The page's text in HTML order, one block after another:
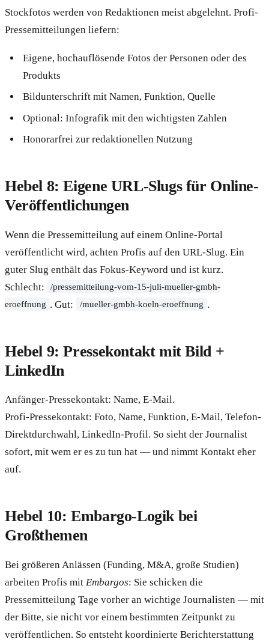
Stockfotos werden von Redaktionen meist abgelehnt. Profi-
Pressemitteilungen liefern:
Eigene, hochauflösende Fotos der Personen oder des
Produkts
Bildunterschrift mit Namen, Funktion, Quelle
Optional: Infografik mit den wichtigsten Zahlen
Honorarfrei zur redaktionellen Nutzung
Hebel 8: Eigene URL-Slugs für Online-
Veröffentlichungen
Wenn die Pressemitteilung auf einem Online-Portal
veröffentlicht wird, achten Profis auf den URL-Slug. Ein
guter Slug enthält das Fokus-Keyword und ist kurz.
Schlecht:
/pressemitteilung-vom-15-juli-mueller-gmbh-
eroeffnung . Gut: /mueller-gmbh-koeln-eroeffnung .
Hebel 9: Pressekontakt mit Bild +
LinkedIn
Anfänger-Pressekontakt: Name, E-Mail.
Profi-Pressekontakt: Foto, Name, Funktion, E-Mail, Telefon-
Direktdurchwahl, LinkedIn-Profil. So sieht der Journalist
sofort, mit wem er es zu tun hat — und nimmt Kontakt eher
auf.
Hebel 10: Embargo-Logik bei
Großthemen
Bei größeren Anlässen (Funding, M&A, große Studien)
arbeiten Profis mit Embargos: Sie schicken die
Pressemitteilung Tage vorher an wichtige Journalisten — mit
der Bitte, sie nicht vor einem bestimmten Zeitpunkt zu
veröffentlichen. So entsteht koordinierte Berichterstattung